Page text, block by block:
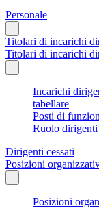
Personale
Titolari di incarichi
Titolari di incarichi
Incarichi
tabellare
Posti di
Ruolo dirigenti
Dirigenti cessati
Posizioni
Posizioni